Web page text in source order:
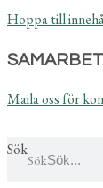
Hoppa till
Maila oss för
Sök
Sök